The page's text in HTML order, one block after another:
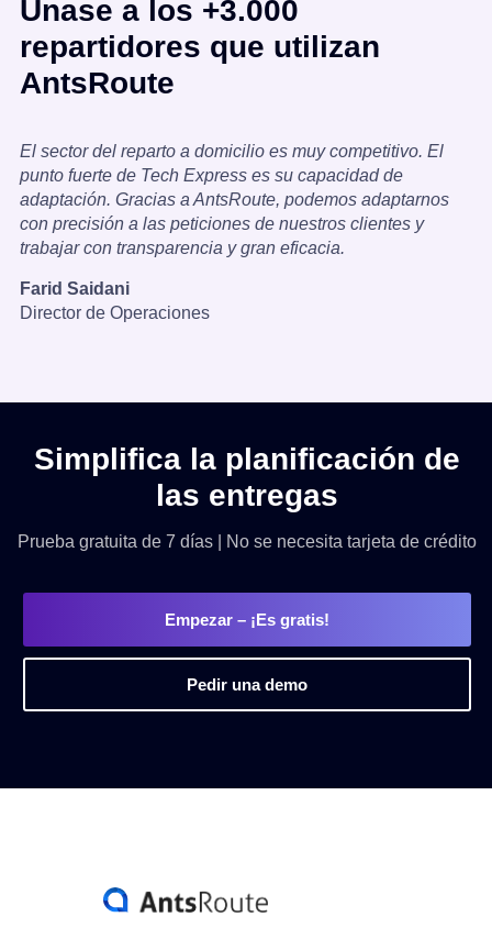
Únase a los +3.000
repartidores que utilizan
AntsRoute
El sector del reparto a domicilio es muy competitivo. El
punto fuerte de Tech Express es su capacidad de
adaptación. Gracias a AntsRoute, podemos adaptarnos
con precisión a las peticiones de nuestros clientes y
trabajar con transparencia y gran eficacia.
Farid Saidani
Director de Operaciones
Simplifica la planificación de
las entregas
Prueba gratuita de 7 días | No se necesita tarjeta de crédito
Empezar – ¡Es gratis!
Pedir una demo